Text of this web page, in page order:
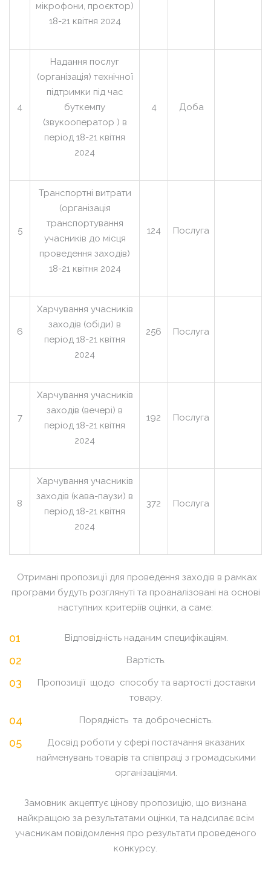
мікрофони, проєктор)
18-21 квітня 2024
4
Надання послуг
(організація) технічної
підтримки під час
буткемпу
(звукооператор ) в
період 18-21 квітня
2024
4 Доба
5
Транспортні витрати
(організація
транспортування
учасників до місця
проведення заходів)
18-21 квітня 2024
124 Послуга
6
Харчування учасників
заходів (обіди) в
період 18-21 квітня
2024
256 Послуга
7
Харчування учасників
заходів (вечері) в
період 18-21 квітня
2024
192 Послуга
8
Харчування учасників
заходів (кава-паузи) в
період 18-21 квітня
2024
372 Послуга
Отримані пропозиції для проведення заходів в рамках
програми будуть розглянуті та проаналізовані на основі
наступних критеріїв оцінки, а саме:
Відповідність наданим специфікаціям.
Вартість.
Пропозиції щодо способу та вартості доставки
товару.
Порядність та доброчесність.
Досвід роботи у сфері постачання вказаних
найменувань товарів та співпраці з громадськими
організаціями.
Замовник акцептує цінову пропозицію, що визнана
найкращою за результатами оцінки, та надсилає всім
учасникам повідомлення про результати проведеного
конкурсу.